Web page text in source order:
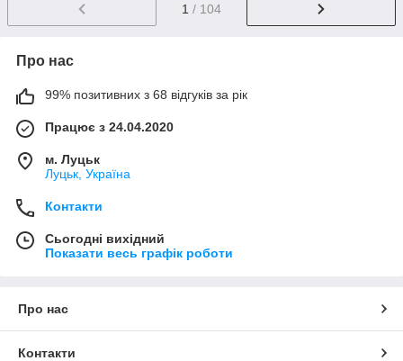
1 / 104
Про нас
99% позитивних з 68 відгуків за рік
Працює з 24.04.2020
м. Луцьк
Луцьк, Україна
Контакти
Сьогодні вихідний
Показати весь графік роботи
Про нас
Контакти